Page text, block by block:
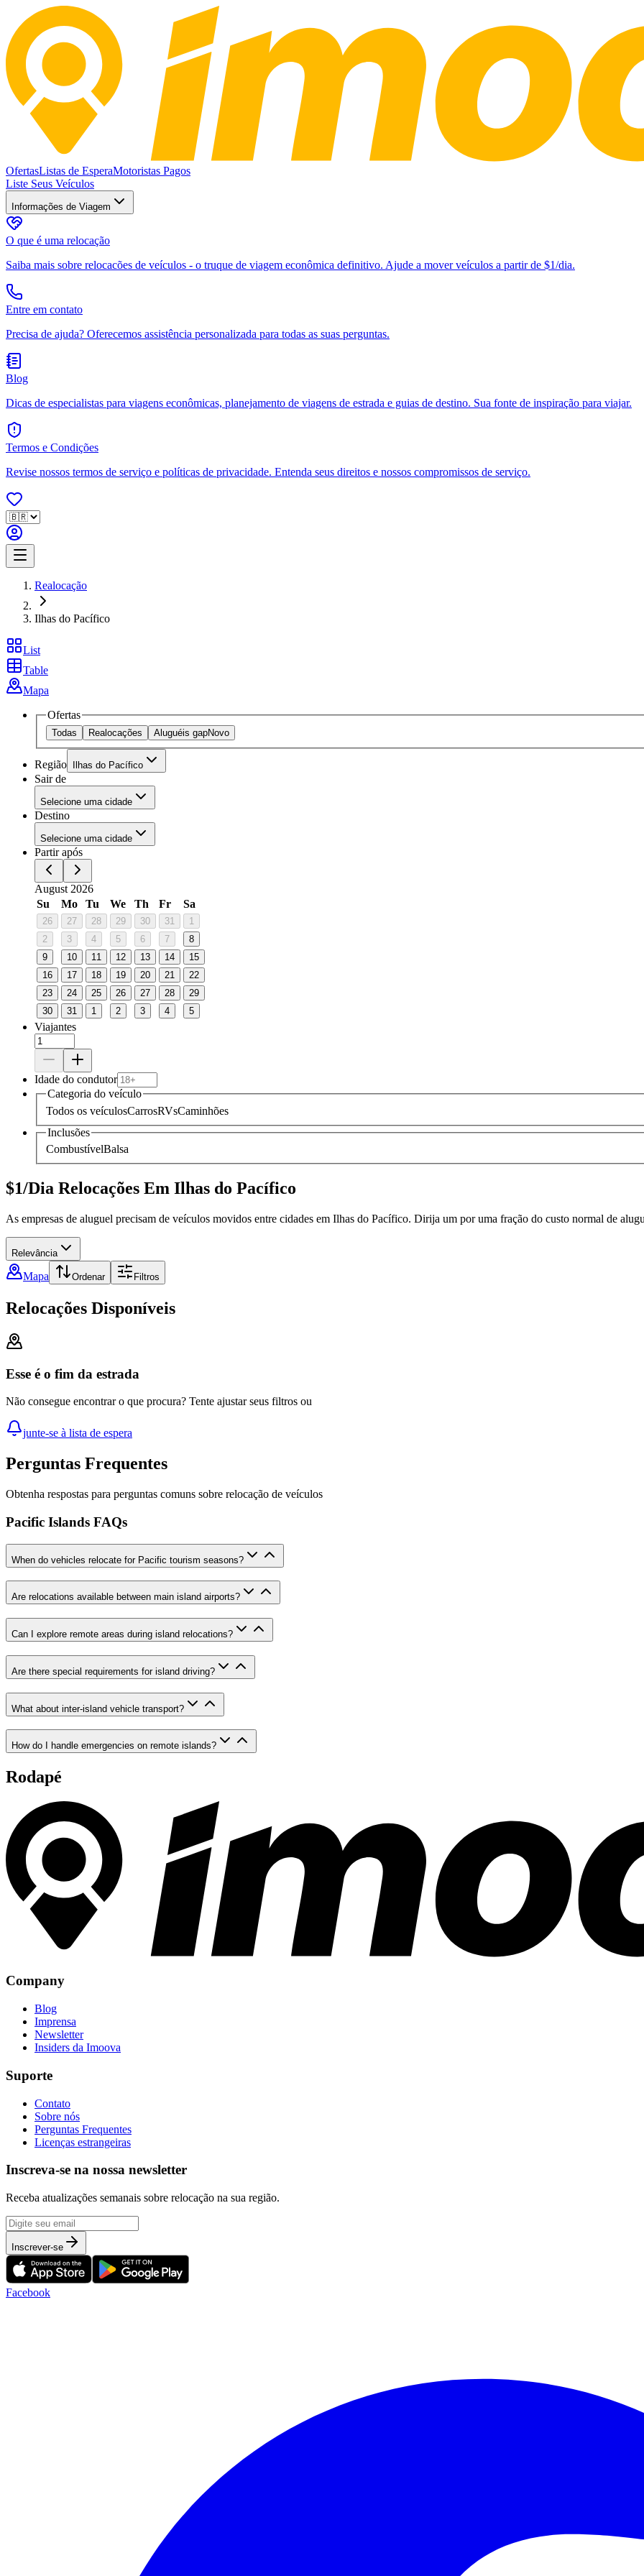
OfertasListas de EsperaMotoristas Pagos
Liste Seus Veículos
Informações de Viagem
O que é uma relocação
Saiba mais sobre relocacões de veículos - o truque de viagem econômica definitivo. Ajude a mover veículos a partir de $1/dia.
Entre em contato
Precisa de ajuda? Oferecemos assistência personalizada para todas as suas perguntas.
Blog
Dicas de especialistas para viagens econômicas, planejamento de viagens de estrada e guias de destino. Sua fonte de inspiração para viajar.
Termos e Condições
Revise nossos termos de serviço e políticas de privacidade. Entenda seus direitos e nossos compromissos de serviço.
Realocação
Ilhas do Pacífico
List
Table
Mapa
Ofertas
Todas Realocações Aluguéis gapNovo
Região Ilhas do Pacífico
Sair de
Selecione uma cidade
Destino
Selecione uma cidade
Partir após
August 2026
Su
Mo Tu We Th Fr Sa
26 27 28 29 30 31
1
2
3 4 5 6 7
8
9
10 11 12 13 14
15
16
17 18 19 20 21
22
23
24 25 26 27 28
29
30
31 1 2 3 4 5
Viajantes
Idade do condutor
Categoria do veículo
Todos os veículosCarrosRVsCaminhões
Inclusões
CombustívelBalsa
$1/Dia Relocações Em Ilhas do Pacífico
As empresas de aluguel precisam de veículos movidos entre cidades em Ilhas do Pacífico. Dirija um por uma fração do custo normal de
Relevância
Mapa Ordenar Filtros
Relocações Disponíveis
Esse é o fim da estrada
Não consegue encontrar o que procura? Tente ajustar seus filtros ou
junte-se à lista de espera
Perguntas Frequentes
Obtenha respostas para perguntas comuns sobre relocação de veículos
Pacific Islands FAQs
When do vehicles relocate for Pacific tourism seasons?
Are relocations available between main island airports?
Can I explore remote areas during island relocations?
Are there special requirements for island driving?
What about inter-island vehicle transport?
How do I handle emergencies on remote islands?
Rodapé
Company
Blog
Imprensa
Newsletter
Insiders da Imoova
Suporte
Contato
Sobre nós
Perguntas Frequentes
Licenças estrangeiras
Inscreva-se na nossa newsletter
Receba atualizações semanais sobre relocação na sua região.
Inscrever-se
Facebook